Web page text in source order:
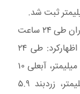
مازیار غلامی در گفت و گو با ایسنا درباره بارش باران طی ۲۴ ساعت
گذشته در ایستگاه‌های هواشناسی استان تهران اظهارکرد: طی ۲۴
ساعت گذشته در ایستگاه‌های جورد(دماوند) ۱۱.۶ میلیمتر، آبعلی ۱۰
میلیمتر، پردیس ۷.۳ میلیمتر، باغ گل ۶.۱ میلیمتر، زردبند ۵.۹